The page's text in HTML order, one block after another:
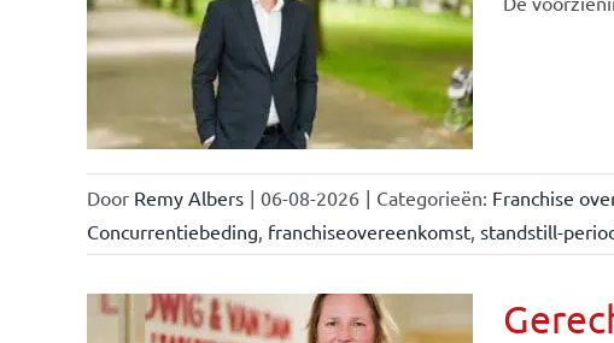
Door Remy Albers | 06-08-2026 | Categorieën: Franchise
Concurrentiebeding, franchiseovereenkomst, standstill-